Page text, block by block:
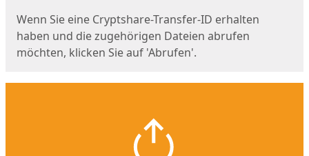
Wenn Sie eine Cryptshare-Transfer-ID erhalten
haben und die zugehörigen Dateien abrufen
möchten, klicken Sie auf 'Abrufen'.